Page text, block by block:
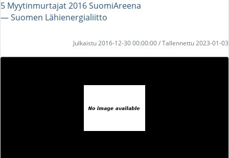
5 Myytinmurtajat 2016 SuomiAreena
― Suomen Lähienergialiitto
Julkaistu 2016-12-30 00:00:00 / Tallennettu 2023-01-03